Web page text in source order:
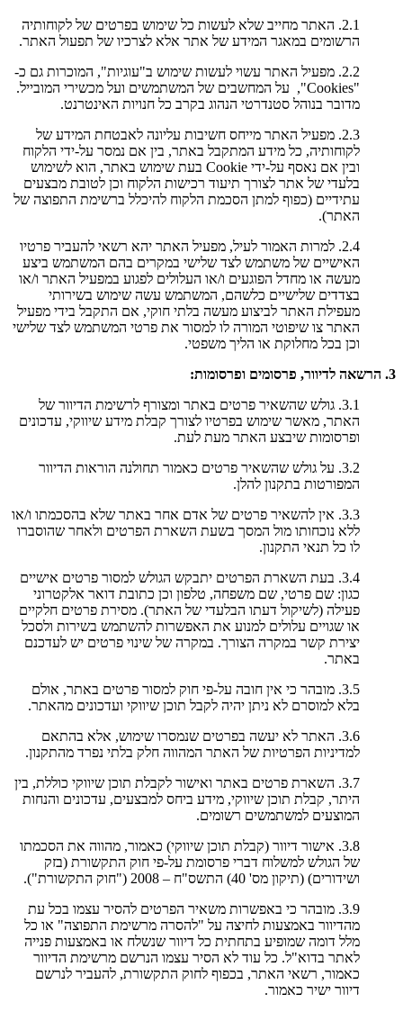
2.1. האתר מחייב שלא לעשות כל שימוש בפרטים של לקוחותיה
הרשומים במאגר המידע של אתר אלא לצרכיו של תפעול האתר.
2.2. מפעיל האתר עשוי לעשות שימוש ב"עוגיות", המוכרות גם כ-
"Cookies", על המחשבים של המשתמשים ועל מכשירי המובייל.
מדובר בנוהל סטנדרטי הנהוג בקרב כל חנויות האינטרנט.
2.3. מפעיל האתר מייחס חשיבות עליונה לאבטחת המידע של
לקוחותיה, כל מידע המתקבל באתר, בין אם נמסר על-ידי הלקוח
ובין אם נאסף על-ידי Cookie בעת שימוש באתר, הוא לשימוש
בלעדי של אתר לצורך תיעוד רכישות הלקוח וכן לטובת מבצעים
עתידיים (כפוף למתן הסכמת הלקוח להיכלל ברשימת התפוצה של
האתר).
2.4. למרות האמור לעיל, מפעיל האתר יהא רשאי להעביר פרטיו
האישיים של משתמש לצד שלישי במקרים בהם המשתמש ביצע
מעשה או מחדל הפוגעים ו/או העלולים לפגוע במפעיל האתר ו/או
בצדדים שלישיים כלשהם, המשתמש עשה שימוש בשירותי
מעפילת האתר לביצוע מעשה בלתי חוקי, אם התקבל בידי מפעיל
האתר צו שיפוטי המורה לו למסור את פרטי המשתמש לצד שלישי
וכן בכל מחלוקת או הליך משפטי.
3. הרשאה לדיוור, פרסומים ופרסומות:
3.1. גולש שהשאיר פרטים באתר ומצורף לרשימת הדיוור של
האתר, מאשר שימוש בפרטיו לצורך קבלת מידע שיווקי, עדכונים
ופרסומות שיבצע האתר מעת לעת.
3.2. על גולש שהשאיר פרטים כאמור תחולנה הוראות הדיוור
המפורטות בתקנון להלן.
3.3. אין להשאיר פרטים של אדם אחר באתר שלא בהסכמתו ו/או
ללא נוכחותו מול המסך בשעת השארת הפרטים ולאחר שהוסברו
לו כל תנאי התקנון.
3.4. בעת השארת הפרטים יתבקש הגולש למסור פרטים אישיים
כגון: שם פרטי, שם משפחה, טלפון וכן כתובת דואר אלקטרוני
פעילה (לשיקול דעתו הבלעדי של האתר). מסירת פרטים חלקיים
או שגויים עלולים למנוע את האפשרות להשתמש בשירות ולסכל
יצירת קשר במקרה הצורך. במקרה של שינוי פרטים יש לעדכנם
באתר.
3.5. מובהר כי אין חובה על-פי חוק למסור פרטים באתר, אולם
בלא למוסרם לא ניתן יהיה לקבל תוכן שיווקי ועדכונים מהאתר.
3.6. האתר לא יעשה בפרטים שנמסרו שימוש, אלא בהתאם
למדיניות הפרטיות של האתר המהווה חלק בלתי נפרד מהתקנון.
3.7. השארת פרטים באתר ואישור לקבלת תוכן שיווקי כוללת, בין
היתר, קבלת תוכן שיווקי, מידע ביחס למבצעים, עדכונים והנחות
המוצעים למשתמשים רשומים.
3.8. אישור דיוור (קבלת תוכן שיווקי) כאמור, מהווה את הסכמתו
של הגולש למשלוח דברי פרסומת על-פי חוק התקשורת (בזק
ושידורים) (תיקון מס' 40) התשס"ח – 2008 ("חוק התקשורת").
3.9. מובהר כי באפשרות משאיר הפרטים להסיר עצמו בכל עת
מהדיוור באמצעות לחיצה על "להסרה מרשימת התפוצה" או כל
מלל דומה שמופיע בתחתית כל דיוור שנשלח או באמצעות פנייה
לאתר בדוא"ל. כל עוד לא הסיר עצמו הנרשם מרשימת הדיוור
כאמור, רשאי האתר, בכפוף לחוק התקשורת, להעביר לנרשם
דיוור ישיר כאמור.